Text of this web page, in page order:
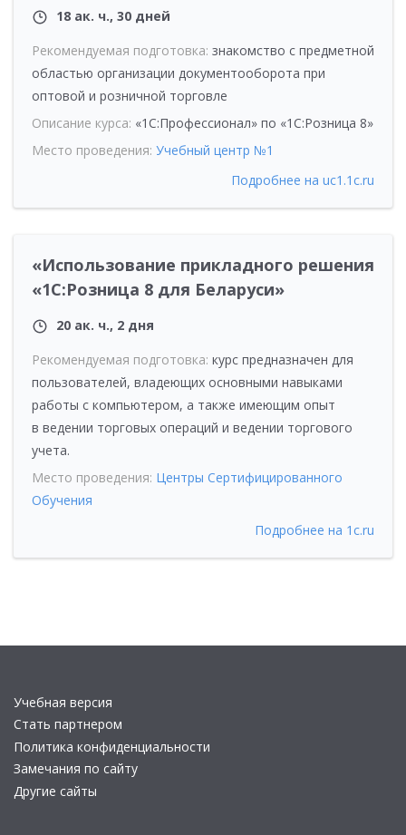
18 ак. ч., 30 дней
Рекомендуемая подготовка: знакомство с предметной
областью организации документооборота при
оптовой и розничной торговле
Описание курса: «1С:Профессионал» по «1C:Розница 8»
Место проведения: Учебный центр №1
Подробнее на uc1.1c.ru
«Использование прикладного решения
«1С:Розница 8 для Беларуси»
20 ак. ч., 2 дня
Рекомендуемая подготовка: курс предназначен для
пользователей, владеющих основными навыками
работы с компьютером, а также имеющим опыт
в ведении торговых операций и ведении торгового
учета.
Место проведения: Центры Сертифицированного
Обучения
Подробнее на 1c.ru
Учебная версия
Стать партнером
Политика конфиденциальности
Замечания по сайту
Другие сайты